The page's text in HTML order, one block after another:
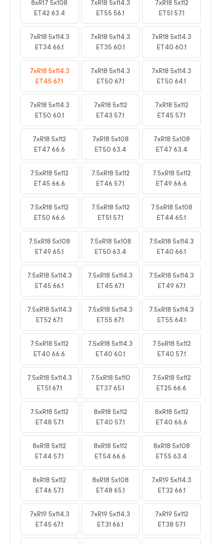
8xR17 5x108
ET42 63.4
7xR18 5x114.3
ET55 56.1
7xR18 5x112
ET51 57.1
7xR18 5x114.3
ET34 66.1
7xR18 5x114.3
ET35 60.1
7xR18 5x114.3
ET40 60.1
7xR18 5x114.3
ET45 67.1
7xR18 5x114.3
ET50 67.1
7xR18 5x114.3
ET50 64.1
7xR18 5x114.3
ET50 60.1
7xR18 5x112
ET43 57.1
7xR18 5x112
ET45 57.1
7xR18 5x112
ET47 66.6
7xR18 5x108
ET50 63.4
7xR18 5x108
ET47 63.4
7.5xR18 5x112
ET45 66.6
7.5xR18 5x112
ET46 57.1
7.5xR18 5x112
ET49 66.6
7.5xR18 5x112
ET50 66.6
7.5xR18 5x112
ET51 57.1
7.5xR18 5x108
ET44 65.1
7.5xR18 5x108
ET49 65.1
7.5xR18 5x108
ET50 63.4
7.5xR18 5x114.3
ET40 66.1
7.5xR18 5x114.3
ET45 66.1
7.5xR18 5x114.3
ET45 67.1
7.5xR18 5x114.3
ET49 67.1
7.5xR18 5x114.3
ET52 67.1
7.5xR18 5x114.3
ET55 67.1
7.5xR18 5x114.3
ET55 64.1
7.5xR18 5x112
ET40 66.6
7.5xR18 5x114.3
ET40 60.1
7.5xR18 5x112
ET40 57.1
7.5xR18 5x114.3
ET51 67.1
7.5xR18 5x110
ET37 65.1
7.5xR18 5x112
ET25 66.6
7.5xR18 5x112
ET48 57.1
8xR18 5x112
ET40 57.1
8xR18 5x112
ET40 66.6
8xR18 5x112
ET44 57.1
8xR18 5x112
ET54 66.6
8xR18 5x108
ET55 63.4
8xR18 5x112
ET46 57.1
8xR18 5x108
ET48 65.1
7xR19 5x114.3
ET32 66.1
7xR19 5x114.3
ET45 67.1
7xR19 5x114.3
ET31 66.1
7xR19 5x112
ET38 57.1